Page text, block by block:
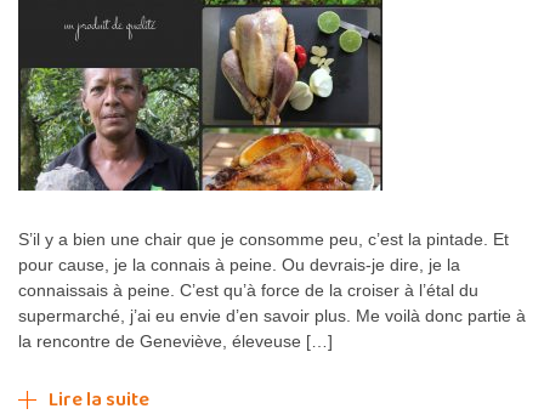
S’il y a bien une chair que je consomme peu, c’est la pintade. Et
pour cause, je la connais à peine. Ou devrais-je dire, je la
connaissais à peine. C’est qu’à force de la croiser à l’étal du
supermarché, j’ai eu envie d’en savoir plus. Me voilà donc partie à
la rencontre de Geneviève, éleveuse […]
Lire la suite